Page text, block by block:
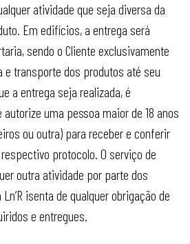
atividade que seja diversa da
Em edifícios, a entrega será
sendo o Cliente exclusivamente
e transporte dos produtos até seu
a entrega seja realizada, é
uma pessoa maior de 18 anos
ou outra) para receber e conferir
protocolo. O serviço de
outra atividade por parte dos
isenta de qualquer obrigação de
e entregues.